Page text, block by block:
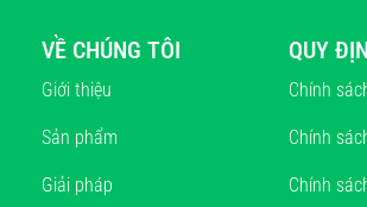
VỀ CHÚNG TÔI
Giới thiệu
Sản phẩm
Giải pháp
QUY
Chính
Chính
Chính